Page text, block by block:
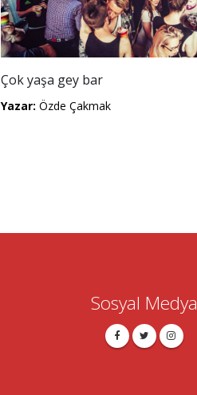
Çok yaşa gey bar
Yazar: Özde Çakmak
Sosyal Medya